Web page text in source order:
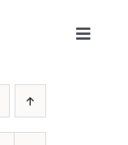
Toggle